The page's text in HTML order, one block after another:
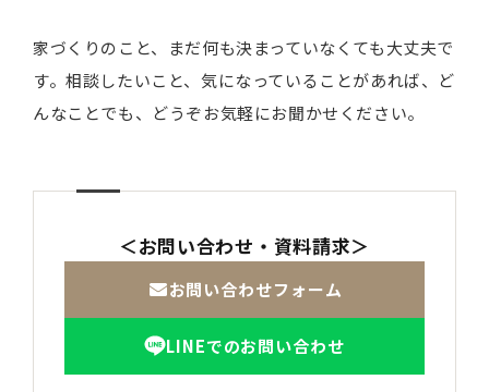
家づくりのこと、まだ何も決まっていなくても大丈夫で
す。相談したいこと、気になっていることがあれば、ど
んなことでも、どうぞお気軽にお聞かせください。
＜お問い合わせ・資料請求＞
お問い合わせフォーム
LINEでのお問い合わせ